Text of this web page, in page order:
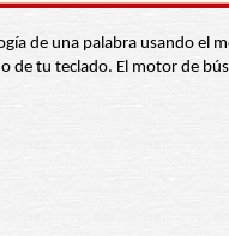
de una palabra usando el
tu teclado. El motor de